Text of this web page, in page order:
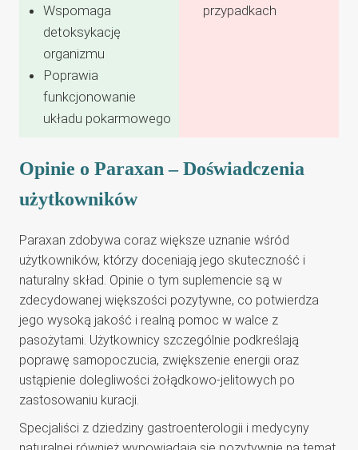
Wspomaga
detoksykację
organizmu
Poprawia
funkcjonowanie
układu pokarmowego
przypadkach
Opinie o Paraxan – Doświadczenia
użytkowników
Paraxan zdobywa coraz większe uznanie wśród
użytkowników, którzy doceniają jego skuteczność i
naturalny skład. Opinie o tym suplemencie są w
zdecydowanej większości pozytywne, co potwierdza
jego wysoką jakość i realną pomoc w walce z
pasożytami. Użytkownicy szczególnie podkreślają
poprawę samopoczucia, zwiększenie energii oraz
ustąpienie dolegliwości żołądkowo-jelitowych po
zastosowaniu kuracji.
Specjaliści z dziedziny gastroenterologii i medycyny